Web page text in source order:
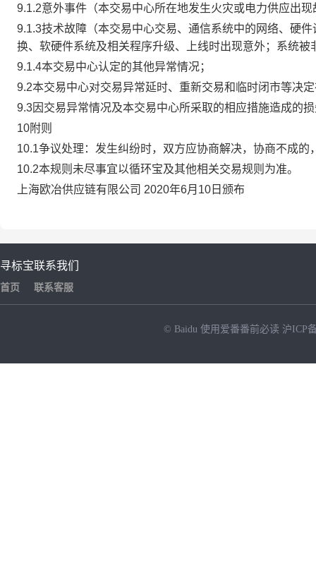
9.1.2意外事件（本交易中心所在地发生火灾或电力供应出
9.1.3技术故障（本交易中心交易、通信系统中的网络、硬
换、软硬件系统及相关程序升级、上线时出现意外；系统
9.1.4本交易中心认定的其他异常情况；
9.2本交易中心对交易异常延时、重新交易和临时闭市等决
9.3因交易异常情况及本交易中心所采取的相应措施造成的
10附则
10.1争议处理：发生纠纷时，双方应协商解决，协商不成
10.2本规则未尽事宜以循环宝及其他相关交易规则为准。
上海欧冶供应链有限公司 2020年6月10日颁布
寻标宝
首页
联系我们
联系客服
© Baidu 使用爱番番前必读 沪ICP